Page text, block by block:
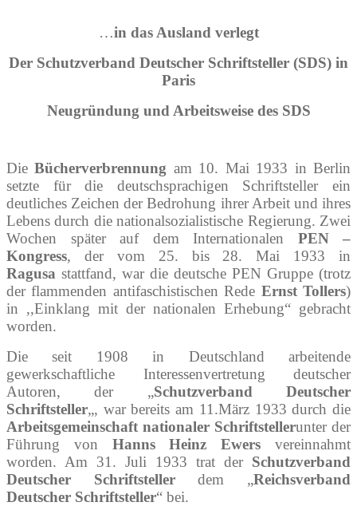
…in das Ausland verlegt
Der Schutzverband Deutscher Schriftsteller (SDS) in
Paris
Neugründung und Arbeitsweise des SDS
DieBücherverbrennung am 10. Mai 1933 in Berlin
setzte für die deutschsprachigen Schriftsteller ein
deutliches Zeichen der Bedrohung ihrer Arbeit und ihres
Lebens durch die nationalsozialistische Regierung. Zwei
Wochen später auf dem Internationalen PEN –
Kongress, der vom 25. bis 28. Mai 1933 in
Ragusa stattfand, war die deutsche PEN ­Gruppe (trotz
der flammenden antifaschistischen Rede Ernst Tollers)
in ,,Einklang mit der nationalen Erhebung“ gebracht
worden.
Die seit 1908 in Deutschland arbeitende
gewerkschaftliche Interessenvertretung deutscher
Autoren, der „Schutzverband Deutscher
Schriftsteller„, war bereits am 11.März 1933 durch die
Arbeitsgemeinschaft nationaler Schriftstellerunter der
Führung von Hanns Heinz Ewersvereinnahmt
worden. Am 31. Juli 1933 trat der Schutzverband
Deutscher Schriftstellerdem „Reichsverband
Deutscher Schriftsteller“ bei.